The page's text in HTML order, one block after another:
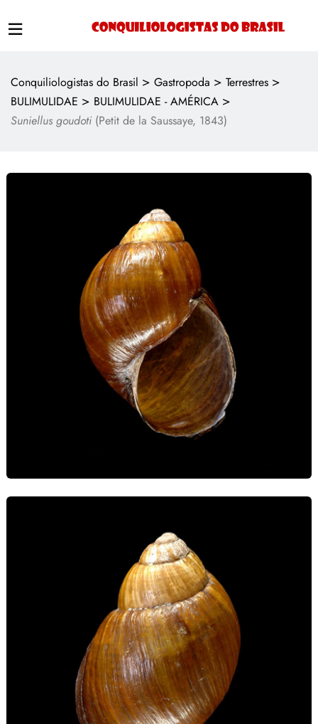
Conquiliologistas do Brasil > Gastropoda > Terrestres >
BULIMULIDAE > BULIMULIDAE - AMÉRICA >
Suniellus goudoti (Petit de la Saussaye, 1843)